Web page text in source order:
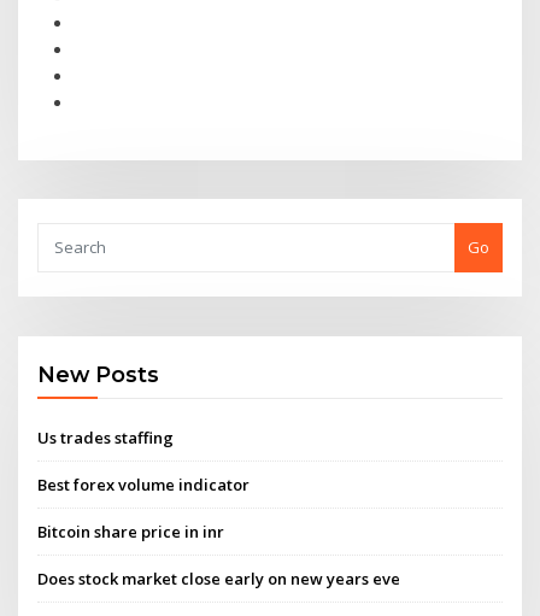
Go
New Posts
Us trades staffing
Best forex volume indicator
Bitcoin share price in inr
Does stock market close early on new years eve